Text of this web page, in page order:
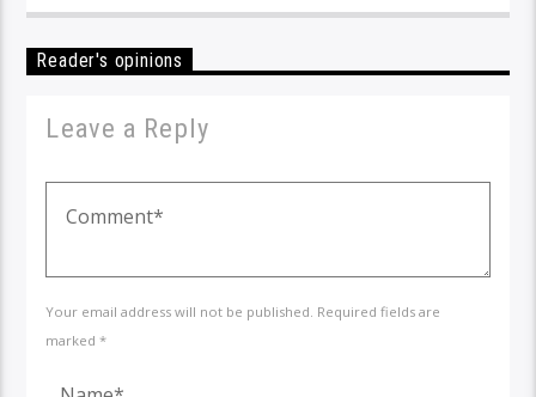
Reader's opinions
Leave a Reply
Your email address will not be published. Required fields are
marked *